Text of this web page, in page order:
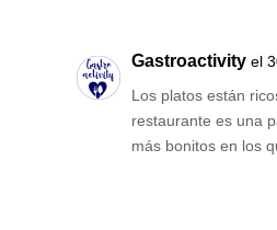
Gastroactivity el
Los platos están
restaurante es una
más bonitos en los